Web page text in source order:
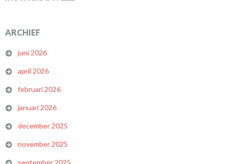
ARCHIEF
juni 2026
april 2026
februari 2026
januari 2026
december 2025
november 2025
september 2025